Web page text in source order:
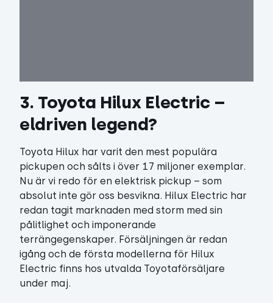
3. Toyota Hilux Electric –
eldriven legend?
Toyota Hilux har varit den mest populära
pickupen och sålts i över 17 miljoner exemplar.
Nu är vi redo för en elektrisk pickup – som
absolut inte gör oss besvikna. Hilux Electric har
redan tagit marknaden med storm med sin
pålitlighet och imponerande
terrängegenskaper. Försäljningen är redan
igång och de första modellerna för Hilux
Electric finns hos utvalda Toyotaförsäljare
under maj.